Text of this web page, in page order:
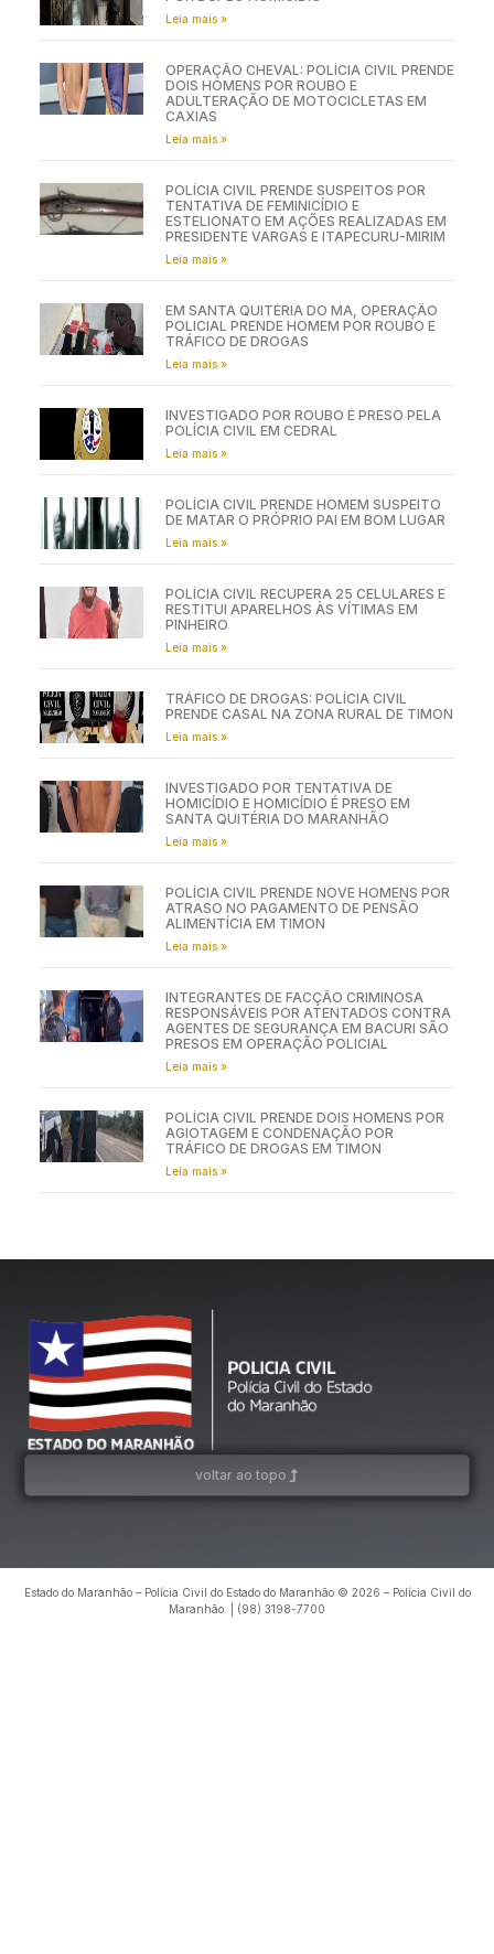
Leia mais »
OPERAÇÃO CHEVAL: POLÍCIA CIVIL PRENDE
DOIS HOMENS POR ROUBO E
ADULTERAÇÃO DE MOTOCICLETAS EM
CAXIAS
Leia mais »
POLÍCIA CIVIL PRENDE SUSPEITOS POR
TENTATIVA DE FEMINICÍDIO E
ESTELIONATO EM AÇÕES REALIZADAS EM
PRESIDENTE VARGAS E ITAPECURU-MIRIM
Leia mais »
EM SANTA QUITÉRIA DO MA, OPERAÇÃO
POLICIAL PRENDE HOMEM POR ROUBO E
TRÁFICO DE DROGAS
Leia mais »
INVESTIGADO POR ROUBO É PRESO PELA
POLÍCIA CIVIL EM CEDRAL
Leia mais »
POLÍCIA CIVIL PRENDE HOMEM SUSPEITO
DE MATAR O PRÓPRIO PAI EM BOM LUGAR
Leia mais »
POLÍCIA CIVIL RECUPERA 25 CELULARES E
RESTITUI APARELHOS ÀS VÍTIMAS EM
PINHEIRO
Leia mais »
TRÁFICO DE DROGAS: POLÍCIA CIVIL
PRENDE CASAL NA ZONA RURAL DE TIMON
Leia mais »
INVESTIGADO POR TENTATIVA DE
HOMICÍDIO E HOMICÍDIO É PRESO EM
SANTA QUITÉRIA DO MARANHÃO
Leia mais »
POLÍCIA CIVIL PRENDE NOVE HOMENS POR
ATRASO NO PAGAMENTO DE PENSÃO
ALIMENTÍCIA EM TIMON
Leia mais »
INTEGRANTES DE FACÇÃO CRIMINOSA
RESPONSÁVEIS POR ATENTADOS CONTRA
AGENTES DE SEGURANÇA EM BACURI SÃO
PRESOS EM OPERAÇÃO POLICIAL
Leia mais »
POLÍCIA CIVIL PRENDE DOIS HOMENS POR
AGIOTAGEM E CONDENAÇÃO POR
TRÁFICO DE DROGAS EM TIMON
Leia mais »
voltar ao topo
Estado do Maranhão – Polícia Civil do Estado do Maranhão © 2026 – Polícia Civil do
Maranhão. | (98) 3198-7700